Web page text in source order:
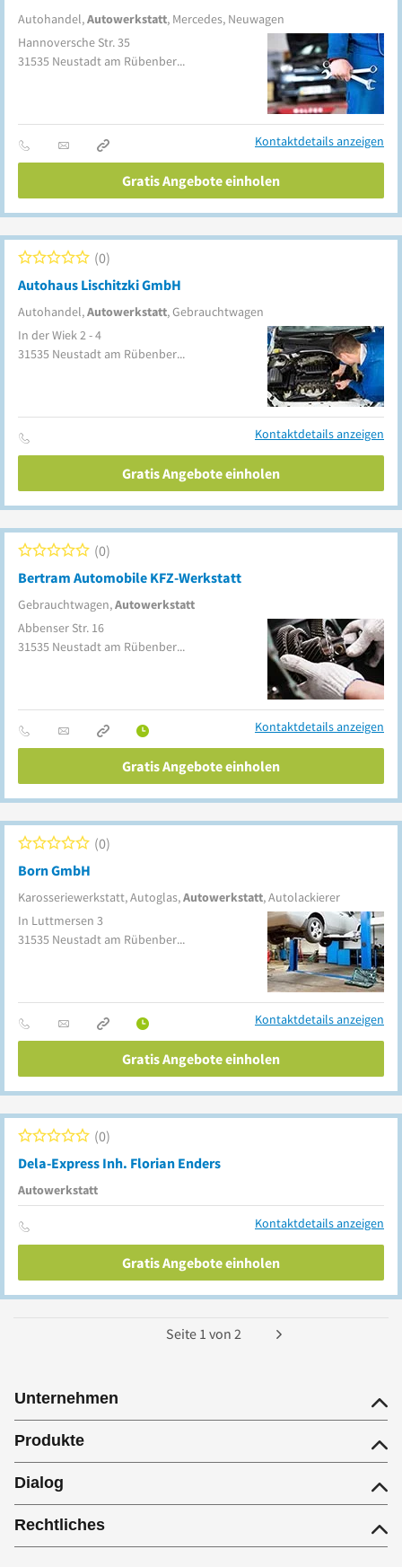
Autohandel,Autowerkstatt, Mercedes, Neuwagen
Hannoversche Str. 35
31535 Neustadt am Rübenberge
Kontaktdetails anzeigen
Gratis Angebote einholen
Autohaus Lischitzki GmbH
Autohandel,Autowerkstatt, Gebrauchtwagen
0
In der Wiek 2 - 4
31535 Neustadt am Rübenberge
Kontaktdetails anzeigen
Gratis Angebote einholen
Bertram Automobile KFZ-Werkstatt
Gebrauchtwagen,Autowerkstatt
0
Abbenser Str. 16
31535 Neustadt am Rübenberge
Kontaktdetails anzeigen
Gratis Angebote einholen
Born GmbH
Karosseriewerkstatt, Autoglas,Autowerkstatt, Autolackierer
0
In Luttmersen 3
31535 Neustadt am Rübenberge
Kontaktdetails anzeigen
Gratis Angebote einholen
Dela-Express Inh. Florian Enders
Autowerkstatt
0
Kontaktdetails anzeigen
Gratis Angebote einholen
Seite 1 von 2
Unternehmen
Produkte
Dialog
Rechtliches